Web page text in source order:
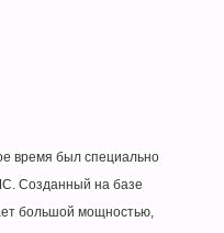
время был специально
Созданный на базе
большой мощностью,